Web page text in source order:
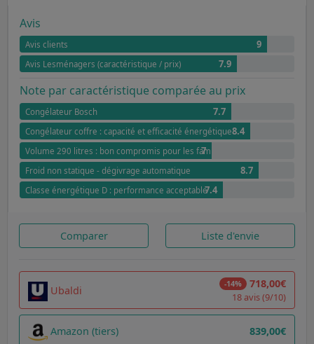
Avis
Avis clients 9
Avis Lesménagers (caractéristique / prix) 7.9
Note par caractéristique comparée au prix
Congélateur Bosch 7.7
Congélateur coffre : capacité et efficacité énergétique8.4
Volume 290 litres : bon compromis pour les familles
7
Froid non statique - dégivrage automatique 8.7
Classe énergétique D : performance acceptable7.4
Comparer Liste d'envie
Ubaldi -14% 718,00€
18 avis (9/10)
Amazon (tiers) 839,00€